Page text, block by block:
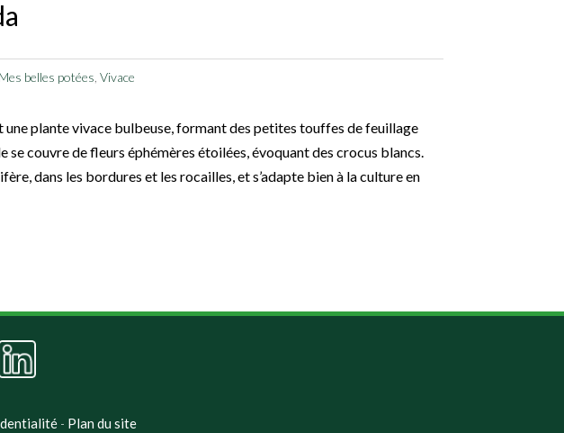
Mes belles potées Vivace
une plante vivace bulbeuse, formant des petites touffes de feuillage
se couvre de fleurs éphémères étoilées, évoquant des crocus blancs.
dans les bordures et les rocailles, et s’adapte bien à la culture en
- Plan du site